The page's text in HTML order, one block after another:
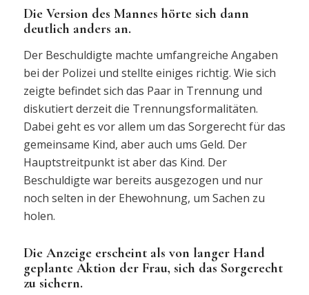
Die Version des Mannes hörte sich dann
deutlich anders an.
Der Beschuldigte machte umfangreiche Angaben
bei der Polizei und stellte einiges richtig. Wie sich
zeigte befindet sich das Paar in Trennung und
diskutiert derzeit die Trennungsformalitäten.
Dabei geht es vor allem um das Sorgerecht für das
gemeinsame Kind, aber auch ums Geld. Der
Hauptstreitpunkt ist aber das Kind. Der
Beschuldigte war bereits ausgezogen und nur
noch selten in der Ehewohnung, um Sachen zu
holen.
Die Anzeige erscheint als von langer Hand
geplante Aktion der Frau, sich das Sorgerecht
zu sichern.